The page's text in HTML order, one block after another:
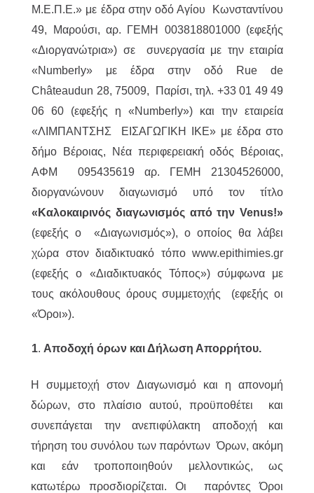
M.Ε.Π.Ε.» με έδρα στην οδό Αγίου Κωνσταντίνου
49, Μαρούσι, αρ. ΓΕΜΗ 003818801000 (εφεξής
«Διοργανώτρια») σε συνεργασία με την εταιρία
«Numberly» με έδρα στην οδό Rue de
Châteaudun 28, 75009, Παρίσι, τηλ. +33 01 49 49
06 60 (εφεξής η «Numberly») και την εταιρεία
«ΛΙΜΠΑΝΤΣΗΣ ΕΙΣΑΓΩΓΙΚΗ ΙΚΕ» με έδρα στο
δήμο Βέροιας, Νέα περιφερειακή οδός Βέροιας,
ΑΦΜ 095435619 αρ. ΓΕΜΗ 21304526000,
διοργανώνουν διαγωνισμό υπό τον τίτλο
«Καλοκαιρινός διαγωνισμός από την Venus!»
(εφεξής ο «Διαγωνισμός»), ο οποίος θα λάβει
χώρα στον διαδικτυακό τόπο www.epithimies.gr
(εφεξής ο «Διαδικτυακός Τόπος») σύμφωνα με
τους ακόλουθους όρους συμμετοχής (εφεξής οι
«Όροι»).
1. Αποδοχή όρων και Δήλωση Απορρήτου.
Η συμμετοχή στον Διαγωνισμό και η απονομή
δώρων, στο πλαίσιο αυτού, προϋποθέτει και
συνεπάγεται την ανεπιφύλακτη αποδοχή και
τήρηση του συνόλου των παρόντων Όρων, ακόμη
και εάν τροποποιηθούν μελλοντικώς, ως
κατωτέρω προσδιορίζεται. Οι παρόντες Όροι